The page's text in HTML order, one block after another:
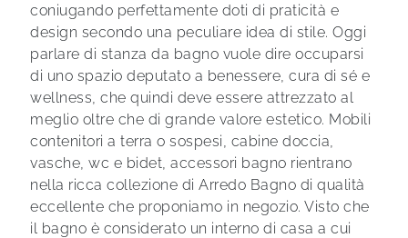
coniugando perfettamente doti di praticità e
design secondo una peculiare idea di stile. Oggi
parlare di stanza da bagno vuole dire occuparsi
di uno spazio deputato a benessere, cura di sé e
wellness, che quindi deve essere attrezzato al
meglio oltre che di grande valore estetico. Mobili
contenitori a terra o sospesi, cabine doccia,
vasche, wc e bidet, accessori bagno rientrano
nella ricca collezione di Arredo Bagno di qualità
eccellente che proponiamo in negozio. Visto che
il bagno è considerato un interno di casa a cui